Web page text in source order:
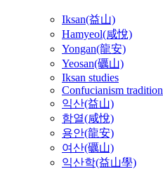
Iksan(益山)
Hamyeol(咸悅)
Yongan(龍安)
Yeosan(礪山)
Iksan studies
Confucianism tradition
익산(益山)
함열(咸悅)
용안(龍安)
여산(礪山)
익산학(益山學)